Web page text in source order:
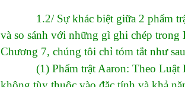
1.2/ Sự khác biệt giữa 2 phẩm trật
và so sánh với những gì ghi chép
Chương 7, chúng tôi chỉ tóm tắt như
(1) Phẩm trật Aaron: Theo Luật